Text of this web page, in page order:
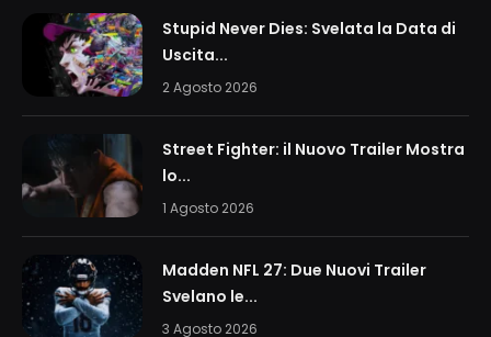
Stupid Never Dies: Svelata la Data di
Uscita...
2 Agosto 2026
Street Fighter: il Nuovo Trailer Mostra
lo...
1 Agosto 2026
Madden NFL 27: Due Nuovi Trailer
Svelano le...
3 Agosto 2026